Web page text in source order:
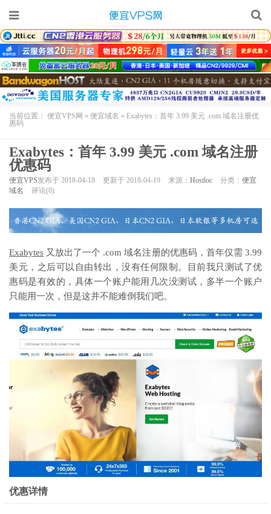
当前位置： 便宜VPS网 » 便宜域名 » Exabytes：首年 3.99 美元 .com 域名注册优
惠码
Exabytes：首年 3.99 美元 .com 域名注册
优惠码
便宜VPS发布于 2018-04-18 更新于 2018-04-19 来源： Hostloc 分类： 便宜
域名
评论(0)
Exabytes 又放出了一个 .com 域名注册的优惠码，首年仅需 3.99
美元，之后可以自由转出，没有任何限制。目前我只测试了优
惠码是有效的，具体一个账户能用几次没测试，多半一个账户
只能用一次，但是这并不能难倒我们吧。
优惠详情